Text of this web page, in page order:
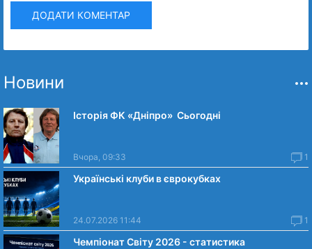
ДОДАТИ КОМЕНТАР
Новини
Історія ФК «Дніпро» Сьогодні
Вчора, 09:33 1
Українські клуби в єврокубках
24.07.2026 11:44 1
Чемпіонат Світу 2026 - статистика